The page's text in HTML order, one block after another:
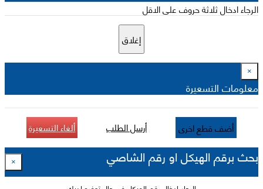
الرجاء ادخال ثلاثة حروف على الاقل
إغلاق
×
معلومات التسعيرة
أضف قطع اخرى أرسل الطلب ألغاء التسعيرة
بحث برقم الهيكل او رقم الشاصي ×